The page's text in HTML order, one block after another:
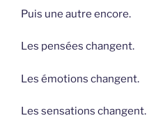
Puis une autre encore.
Les pensées changent.
Les émotions changent.
Les sensations changent.